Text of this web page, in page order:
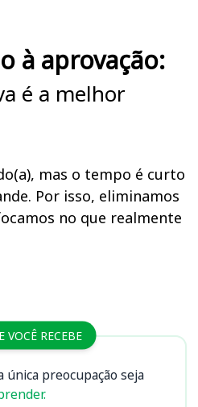
à aprovação:
é a melhor
mas o tempo é curto
Por isso, eliminamos
no que realmente
VOCÊ RECEBE
única preocupação seja